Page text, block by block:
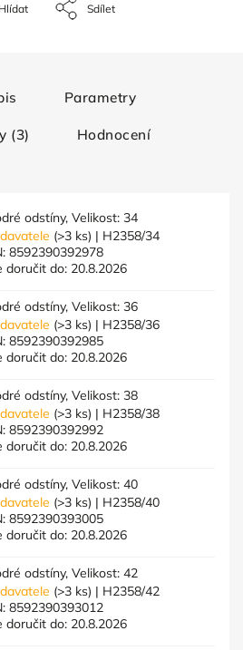
Hlídat Sdílet
Parametry
(3) Hodnocení
odstíny, Velikost: 34
(>3 ks) | H2358/34
8592390392978
doručit do: 20.8.2026
odstíny, Velikost: 36
(>3 ks) | H2358/36
8592390392985
doručit do: 20.8.2026
odstíny, Velikost: 38
(>3 ks) | H2358/38
8592390392992
doručit do: 20.8.2026
odstíny, Velikost: 40
(>3 ks) | H2358/40
8592390393005
doručit do: 20.8.2026
odstíny, Velikost: 42
(>3 ks) | H2358/42
8592390393012
doručit do: 20.8.2026